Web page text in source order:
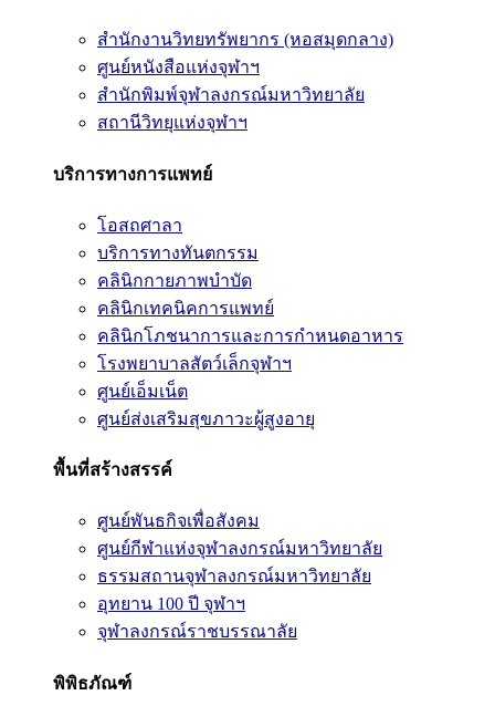
สำนักงานวิทยทรัพยากร (หอสมุดกลาง)
ศูนย์หนังสือแห่งจุฬาฯ
สำนักพิมพ์จุฬาลงกรณ์มหาวิทยาลัย
สถานีวิทยุแห่งจุฬาฯ
บริการทางการแพทย์
โอสถศาลา
บริการทางทันตกรรม
คลินิกกายภาพบำบัด
คลินิกเทคนิคการแพทย์
คลินิกโภชนาการและการกำหนดอาหาร
โรงพยาบาลสัตว์เล็กจุฬาฯ
ศูนย์เอ็มเน็ต
ศูนย์ส่งเสริมสุขภาวะผู้สูงอายุ
พื้นที่สร้างสรรค์
ศูนย์พันธกิจเพื่อสังคม
ศูนย์กีฬาแห่งจุฬาลงกรณ์มหาวิทยาลัย
ธรรมสถานจุฬาลงกรณ์มหาวิทยาลัย
อุทยาน 100 ปี จุฬาฯ
จุฬาลงกรณ์ราชบรรณาลัย
พิพิธภัณฑ์